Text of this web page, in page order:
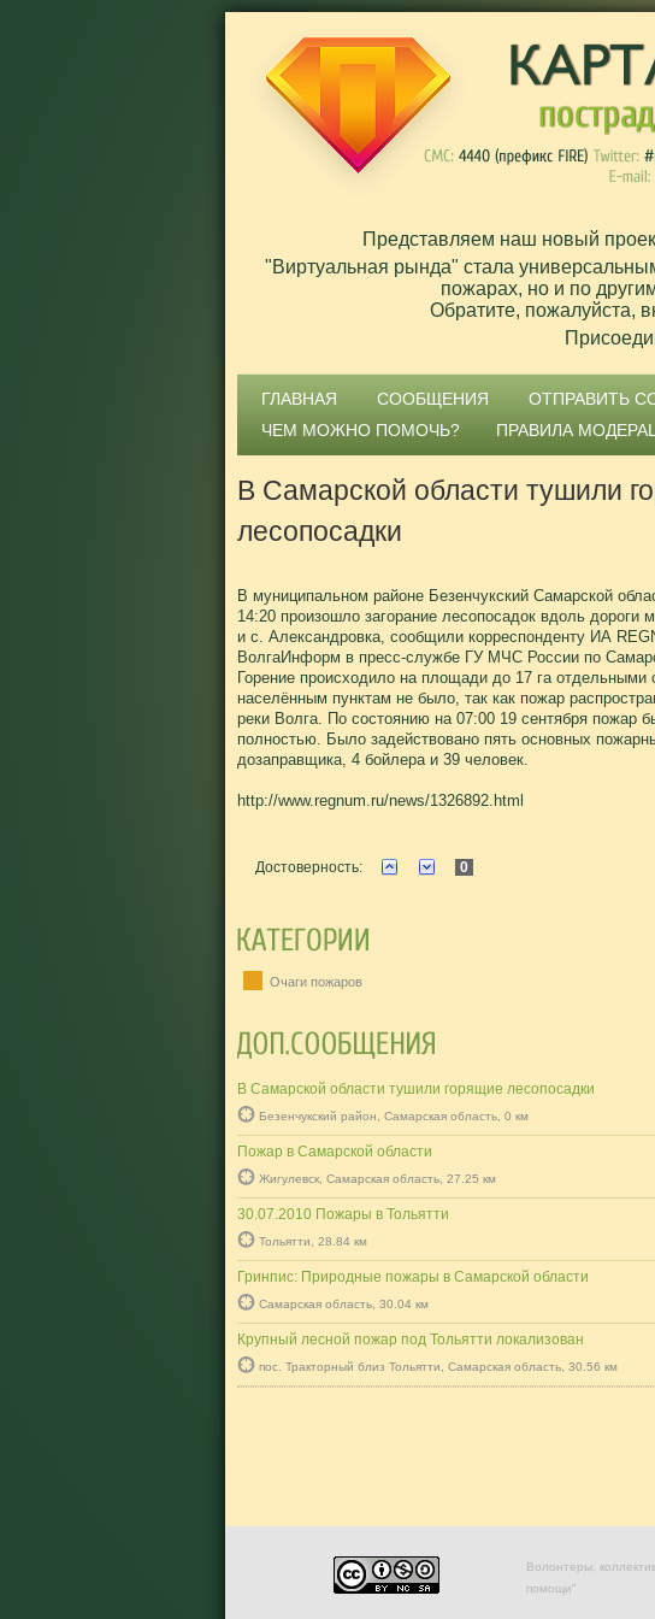
Представляем наш новый
"Виртуальная рында" стала
пожарах, но и по
Обратите, пожалуйста,
ГЛАВНАЯ СООБЩЕНИЯ ОТПРАВИТЬ
ЧЕМ МОЖНО ПОМОЧЬ?
ПРАВИЛА
В Самарской области тушили
лесопосадки
В муниципальном районе Безенчукский Самарской
14:20 произошло загорание лесопосадок вдоль дороги
и с. Александровка, сообщили корреспонденту ИА
ВолгаИнформ в пресс-службе ГУ МЧС России по
Горение происходило на площади до 17 га отдельными
населённым пунктам не было, так как пожар
реки Волга. По состоянию на 07:00 19 сентября пожар
полностью. Было задействовано пять основных
дозаправщика, 4 бойлера и 39 человек.
http://www.regnum.ru/news/1326892.html
Достоверность: 0
Очаги пожаров
В Самарской области тушили горящие лесопосадки
Безенчукский район, Самарская область, 0 км
Пожар в Самарской области
Жигулевск, Самарская область, 27.25 км
30.07.2010 Пожары в Тольятти
Тольятти, 28.84 км
Гринпис: Природные пожары в Самарской области
Самарская область, 30.04 км
Крупный лесной пожар под Тольятти локализован
пос. Тракторный близ Тольятти, Самарская область, 30.56 км
Волонтеры,
помощи"